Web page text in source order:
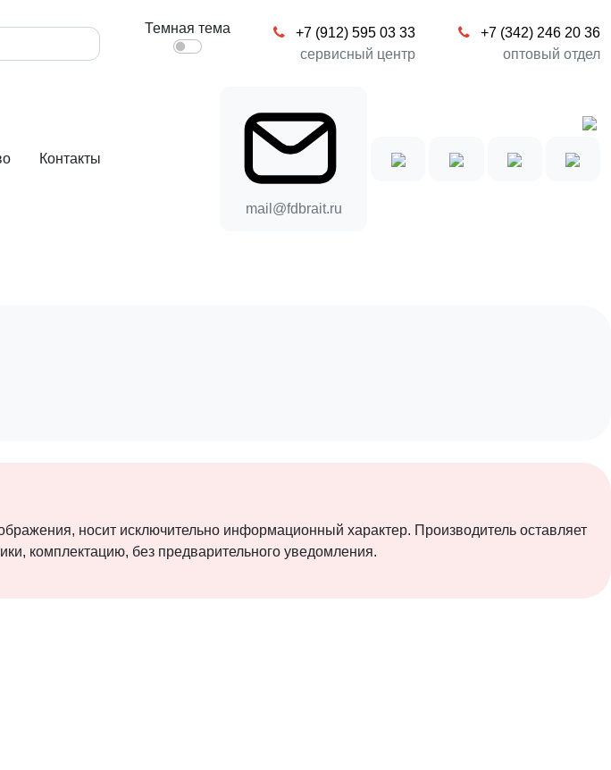
Темная тема
+7 (912) 595 03 33
сервисный центр
+7 (342) 246 20 36
оптовый отдел
Контакты
mail@fdbrait.ru
Покрышка с Камерой РК6/12(FT)
Где купить
Покрышка с Камерой РК6/12(FT) Артикул 04.07.037.000
носит исключительно информационный характер. Производитель оставляет
комплектацию, без предварительного уведомления.